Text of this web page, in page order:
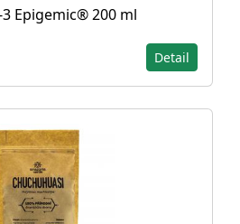
Epigemic® 200 ml
Detail